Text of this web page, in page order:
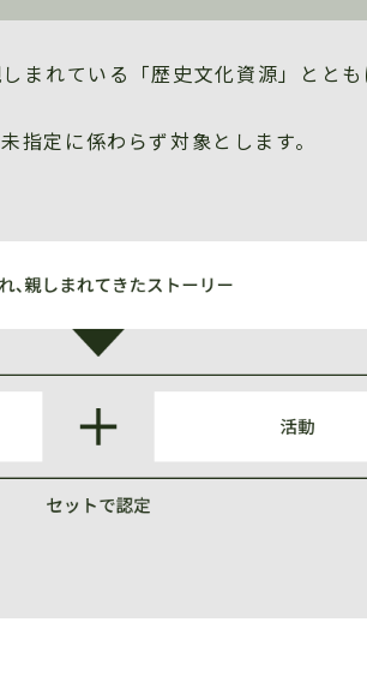
まれている「歴史文化資源」とと
定に係わらず対象とします。